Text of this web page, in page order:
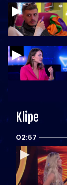
Klipe
02:57